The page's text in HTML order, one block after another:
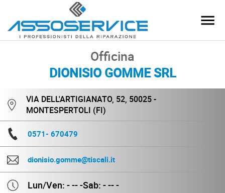
Officina
DIONISIO GOMME SRL
VIA DELL'ARTIGIANATO, 52, 50025 -
MONTESPERTOLI (FI)
0571- 670479
dionisio.gomme@tiscali.it
Lun/Ven: - -- -Sab: - -- -